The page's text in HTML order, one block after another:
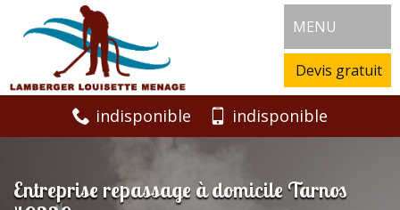
MENU
Devis gratuit
indisponible indisponible
Entreprise repassage à domicile Tarnos